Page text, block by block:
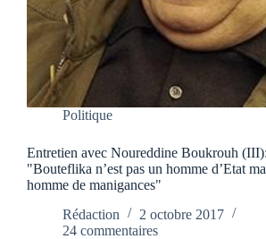
Politique
Entretien avec Noureddine Boukrouh (III):
"Bouteflika n’est pas un homme d’Etat
homme de manigances"
Rédaction
2 octobre 2017
24 commentaires